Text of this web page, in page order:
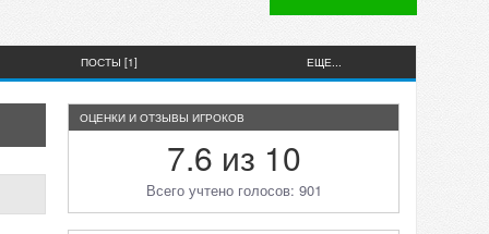
ПОСТЫ [1] ЕЩЕ...
ОЦЕНКИ И ОТЗЫВЫ ИГРОКОВ
7.6 из 10
Всего учтено голосов: 901